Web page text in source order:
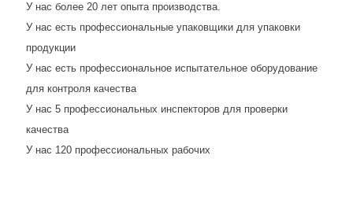
У нас более 20 лет опыта производства.
У нас есть профессиональные упаковщики для упаковки
продукции
У нас есть профессиональное испытательное оборудование
для контроля качества
У нас 5 профессиональных инспекторов для проверки
качества
У нас 120 профессиональных рабочих